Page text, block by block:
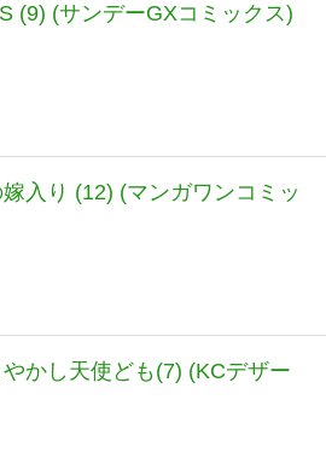
(9) (サンデーGXコミックス)
入り (12) (マンガワンコミッ
かし天使ども(7) (KCデザー